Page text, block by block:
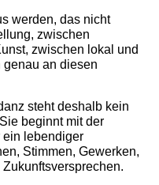
werden, das nicht
zwischen
zwischen lokal und
genau an diesen
steht deshalb kein
beginnt mit der
ein lebendiger
Stimmen, Gewerken,